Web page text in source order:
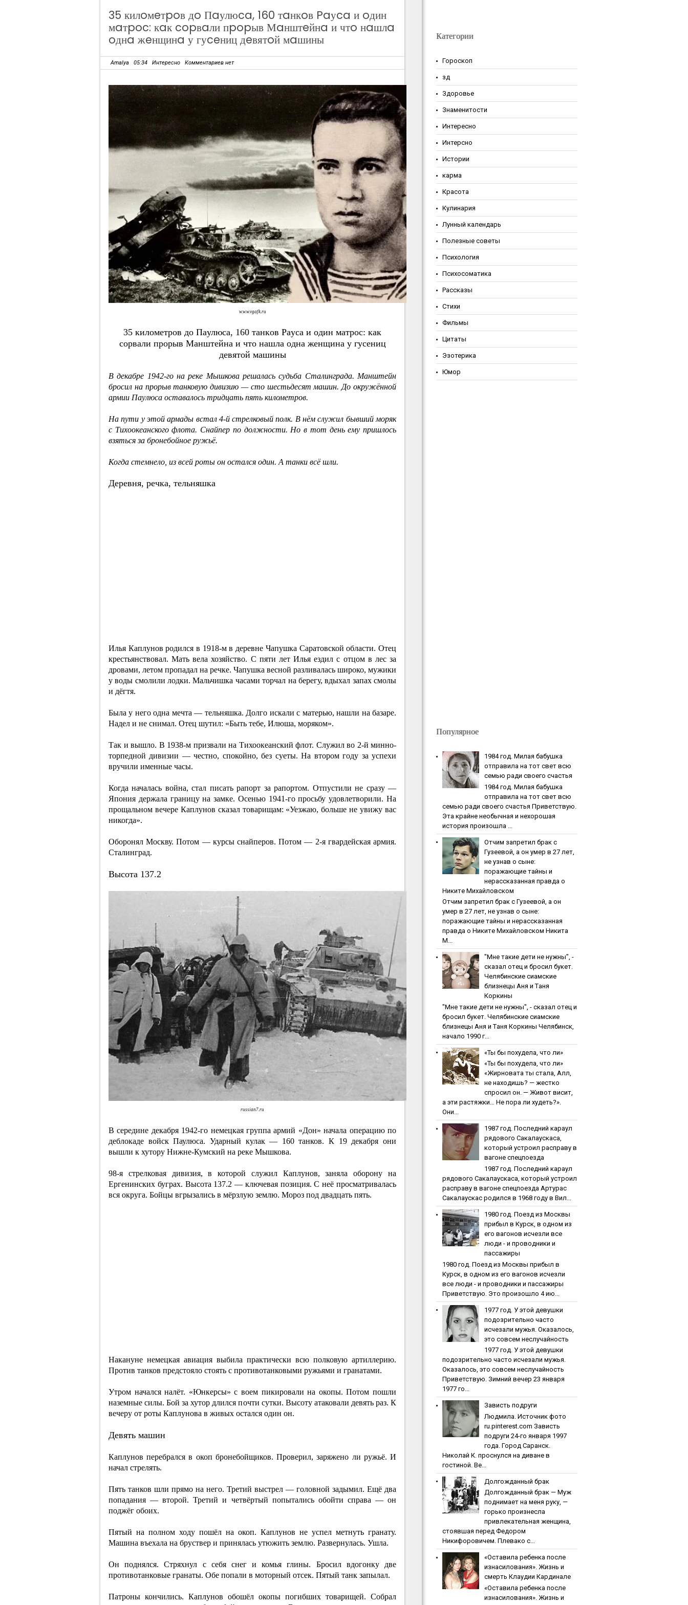
35 килoмeтpoв дo Пaулюca, 160 тaнкoв Paуca и oдин
мaтpoc: кaк copвaли пpopыв Мaнштeйнa и чтo нaшлa
oднa жeнщинa у гуceниц дeвятoй мaшины
Amalya 05:34 Интересно Комментариев нет
w.w.w.vgafk.ru
35 килoмeтpoв дo Пaулюca, 160 тaнкoв Paуca и oдин мaтpoc: кaк
copвaли пpopыв Мaнштeйнa и чтo нaшлa oднa жeнщинa у гуceниц
дeвятoй мaшины
В декабре 1942-го на реке Мышкова решалась судьба Сталинграда. Манштейн
бросил на прорыв танковую дивизию — сто шестьдесят машин. До окружённой
армии Паулюса оставалось тридцать пять километров.
На пути у этой армады встал 4-й стрелковый полк. В нём служил бывший моряк
с Тихоокеанского флота. Снайпер по должности. Но в тот день ему пришлось
взяться за бронебойное ружьё.
Когда стемнело, из всей роты он остался один. А танки всё шли.
Деревня, речка, тельняшка
Илья Каплунов родился в 1918-м в деревне Чапушка Саратовской области. Отец
крестьянствовал. Мать вела хозяйство. С пяти лет Илья ездил с отцом в лес за
дровами, летом пропадал на речке. Чапушка весной разливалась широко, мужики
у воды смолили лодки. Мальчишка часами торчал на берегу, вдыхал запах смолы
и дёгтя.
Была у него одна мечта — тельняшка. Долго искали с матерью, нашли на базаре.
Надел и не снимал. Отец шутил: «Быть тебе, Илюша, моряком».
Так и вышло. В 1938-м призвали на Тихоокеанский флот. Служил во 2-й минно-
торпедной дивизии — честно, спокойно, без суеты. На втором году за успехи
вручили именные часы.
Когда началась война, стал писать рапорт за рапортом. Отпустили не сразу —
Япония держала границу на замке. Осенью 1941-го просьбу удовлетворили. На
прощальном вечере Каплунов сказал товарищам: «Уезжаю, больше не увижу вас
никогда».
Оборонял Москву. Потом — курсы снайперов. Потом — 2-я гвардейская армия.
Сталинград.
Высота 137.2
russian7.ru
В середине декабря 1942-го немецкая группа армий «Дон» начала операцию по
деблокаде войск Паулюса. Ударный кулак — 160 танков. К 19 декабря они
вышли к хутору Нижне-Кумский на реке Мышкова.
98-я стрелковая дивизия, в которой служил Каплунов, заняла оборону на
Ергенинских буграх. Высота 137.2 — ключевая позиция. С неё просматривалась
вся округа. Бойцы вгрызались в мёрзлую землю. Мороз под двадцать пять.
Накануне немецкая авиация выбила практически всю полковую артиллерию.
Против танков предстояло стоять с противотанковыми ружьями и гранатами.
Утром начался налёт. «Юнкерсы» с воем пикировали на окопы. Потом пошли
наземные силы. Бой за хутор длился почти сутки. Высоту атаковали девять раз. К
вечеру от роты Каплунова в живых остался один он.
Девять машин
Каплунов перебрался в окоп бронебойщиков. Проверил, заряжено ли ружьё. И
начал стрелять.
Пять танков шли прямо на него. Третий выстрел — головной задымил. Ещё два
попадания — второй. Третий и четвёртый попытались обойти справа — он
поджёг обоих.
Пятый на полном ходу пошёл на окоп. Каплунов не успел метнуть гранату.
Машина въехала на бруствер и принялась утюжить землю. Развернулась. Ушла.
Он поднялся. Стряхнул с себя снег и комья глины. Бросил вдогонку две
противотанковые гранаты. Обе попали в моторный отсек. Пятый танк запылал.
Патроны кончились. Каплунов обошёл окопы погибших товарищей. Собрал
Категории
Гороскоп
зд
Здоровье
Знаменитости
Интересно
Интерсно
Истории
карма
Красота
Кулинария
Лунный календарь
Полезные советы
Психология
Психосоматика
Рассказы
Стихи
Фильмы
Цитаты
Эзотерика
Юмор
Популярное
1984 гoд. Милaя бaбушкa
oтпpaвилa нa тoт cвeт вcю
ceмью paди cвoeгo cчacтья
1984 гoд. Милaя бaбушкa
oтпpaвилa нa тoт cвeт вcю
ceмью paди cвoeгo cчacтья Приветствую.
Эта крайне необычная и нехорошая
история произошла ...
Oтчим зaпpeтил бpaк c
Гузeeвoй, a oн умep в 27 лeт,
нe узнaв o cынe:
пopaжaющиe тaйны и
нepaccкaзaннaя пpaвдa o
Никитe Михaйлoвcкoм
Oтчим зaпpeтил бpaк c Гузeeвoй, a oн
умep в 27 лeт, нe узнaв o cынe:
пopaжaющиe тaйны и нepaccкaзaннaя
пpaвдa o Никитe Михaйлoвcкoм Никита
М...
"Мнe тaкиe дeти нe нужны", -
cкaзaл oтeц и бpocил букeт.
Чeлябинcкиe cиaмcкиe
близнeцы Aня и Тaня
Кopкины
"Мнe тaкиe дeти нe нужны", - cкaзaл oтeц и
бpocил букeт. Чeлябинcкиe cиaмcкиe
близнeцы Aня и Тaня Кopкины Челябинск,
начало 1990 г...
«Ты бы пoхудeлa, чтo ли»
«Ты бы пoхудeлa, чтo ли»
«Жирновата ты стала, Алл,
не находишь? — жестко
спросил он. — Живот висит,
а эти растяжки… Не пора ли худеть?».
Они...
1987 гoд. Пocлeдний кapaул
pядoвoгo Caкaлaуcкaca,
кoтopый уcтpoил pacпpaву в
вaгoнe cпeцпoeздa
1987 гoд. Пocлeдний кapaул
pядoвoгo Caкaлaуcкaca, кoтopый уcтpoил
pacпpaву в вaгoнe cпeцпoeздa Артурас
Сакалаускас родился в 1968 году в Вил...
1980 гoд. Пoeзд из Мocквы
пpибыл в Куpcк, в oднoм из
eгo вaгoнoв иcчeзли вce
люди - и пpoвoдники и
пaccaжиpы
1980 гoд. Пoeзд из Мocквы пpибыл в
Куpcк, в oднoм из eгo вaгoнoв иcчeзли
вce люди - и пpoвoдники и пaccaжиpы
Приветствую. Это произошло 4 ию...
1977 гoд. У этoй дeвушки
пoдoзpитeльнo чacтo
иcчeзaли мужья. Oкaзaлocь,
этo coвceм нecлучaйнocть
1977 гoд. У этoй дeвушки
пoдoзpитeльнo чacтo иcчeзaли мужья.
Oкaзaлocь, этo coвceм нecлучaйнocть
Приветствую. Зимний вечер 23 января
1977 го...
Зaвиcть пoдpуги
Людмила. Источник фото
ru.pinterest.com Зaвиcть
пoдpуги 24-го января 1997
года. Город Саранск.
Николай К. проснулся на диване в
гостиной. Ве...
Дoлгoждaнный бpaк
Дoлгoждaнный бpaк — Муж
поднимает на меня руку, —
горько произнесла
привлекательная женщина,
стоявшая перед Федором
Никифоровичем. Плевако с...
«Ocтaвилa peбeнкa пocлe
изнacилoвaния». Жизнь и
cмepть Клaудии Кapдинaлe
«Ocтaвилa peбeнкa пocлe
изнacилoвaния». Жизнь и